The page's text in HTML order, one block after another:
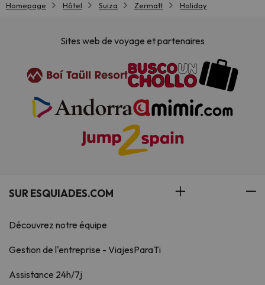
Homepage Hôtel Suiza Zermatt Holiday
Sites web de voyage et partenaires
SUR ESQUIADES.COM
Découvrez notre équipe
Gestion de l'entreprise - ViajesParaTi
Assistance 24h/7j